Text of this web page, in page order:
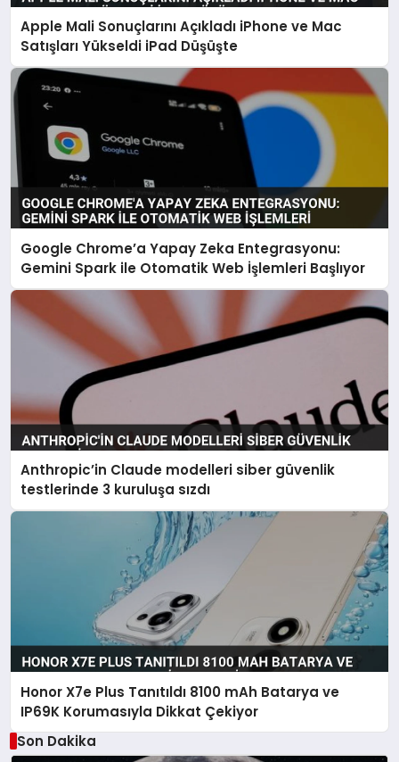
Apple Mali Sonuçlarını Açıkladı iPhone ve Mac
Satışları Yükseldi iPad Düşüşte
Google Chrome’a Yapay Zeka Entegrasyonu:
Gemini Spark ile Otomatik Web İşlemleri Başlıyor
Anthropic’in Claude modelleri siber güvenlik
testlerinde 3 kuruluşa sızdı
Honor X7e Plus Tanıtıldı 8100 mAh Batarya ve
IP69K Korumasıyla Dikkat Çekiyor
Son Dakika